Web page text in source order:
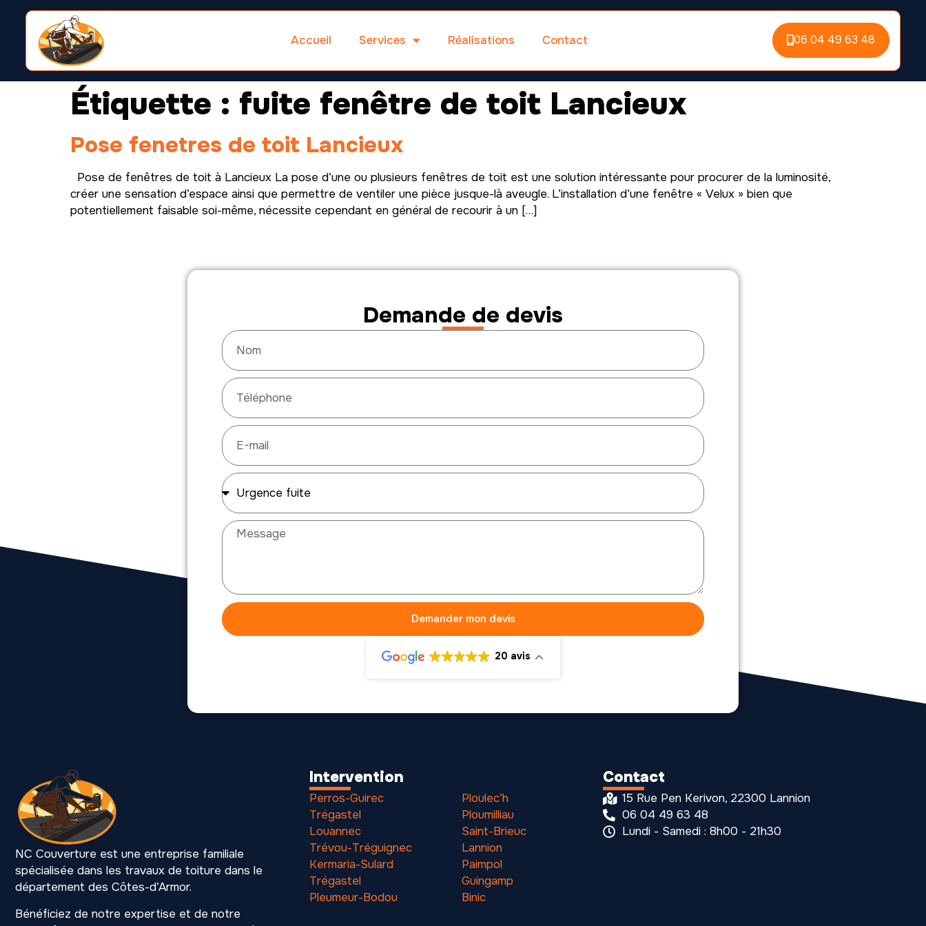
Accueil Services Réalisations Contact 06 04 49 63 48
Étiquette : fuite fenêtre de toit Lancieux
Pose fenetres de toit Lancieux
Pose de fenêtres de toit à Lancieux La pose d’une ou plusieurs fenêtres de toit est une solution intéressante pour procurer de la luminosité,
créer une sensation d’espace ainsi que permettre de ventiler une pièce jusque-là aveugle. L’installation d’une fenêtre « Velux » bien que
potentiellement faisable soi-même, nécessite cependant en général de recourir à un […]
Demande de devis
Demander mon devis
20 avis
NC Couverture est une entreprise familiale
spécialisée dans les travaux de toiture dans le
département des Côtes-d’Armor.
Bénéficiez de notre expertise et de notre
Intervention
Perros-Guirec
Trégastel
Louannec
Trévou-Tréguignec
Kermaria-Sulard
Trégastel
Pleumeur-Bodou
Ploulec’h
Ploumilliau
Saint-Brieuc
Lannion
Paimpol
Guingamp
Binic
Contact
15 Rue Pen Kerivon, 22300 Lannion
06 04 49 63 48
Lundi - Samedi : 8h00 - 21h30